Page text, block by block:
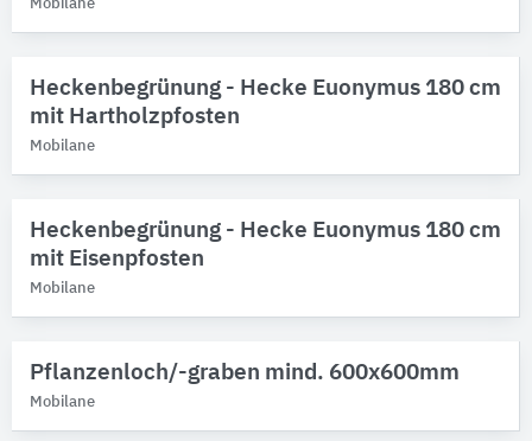
Mobilane
Heckenbegrünung - Hecke Euonymus 180 cm
mit Hartholzpfosten
Mobilane
Heckenbegrünung - Hecke Euonymus 180 cm
mit Eisenpfosten
Mobilane
Pflanzenloch/-graben mind. 600x600mm
Mobilane